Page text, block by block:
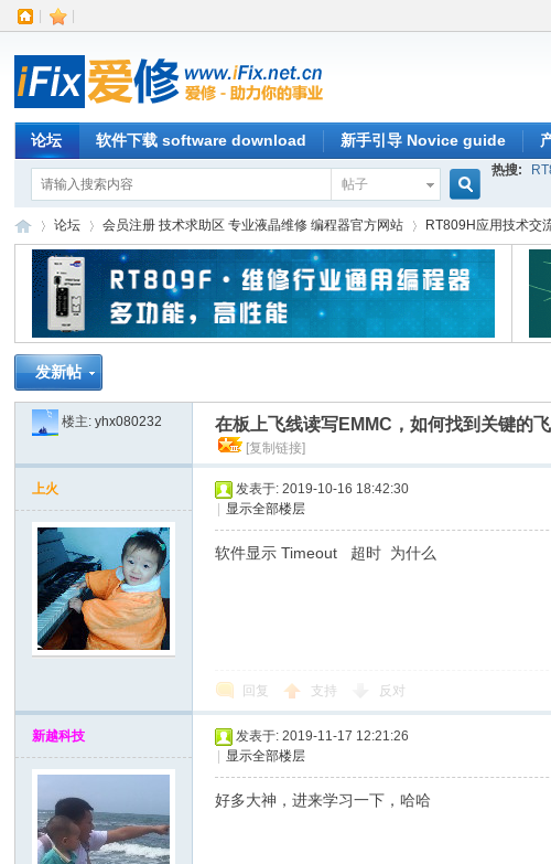
论坛 软件下载 software download 新手引导 Novice guide
帖子
搜
索
热搜:
爱
论坛 会员注册 技术求助区 专业液晶维修 编程器官方网站 RT809H应用技术交
发新帖
楼主:yhx080232 在板上飞线读写EMMC，如何找到关键的
[复制链接]
上火
发表于: 2019-10-16 18:42:30
显示全部楼层
软件显示 Timeout 超时 为什么
回复 支持 反对
新越科技
发表于: 2019-11-17 12:21:26
显示全部楼层
好多大神，进来学习一下，哈哈